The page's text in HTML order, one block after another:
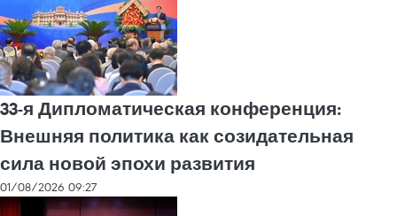
33-я Дипломатическая конференция:
Внешняя политика как созидательная
сила новой эпохи развития
01/08/2026 09:27